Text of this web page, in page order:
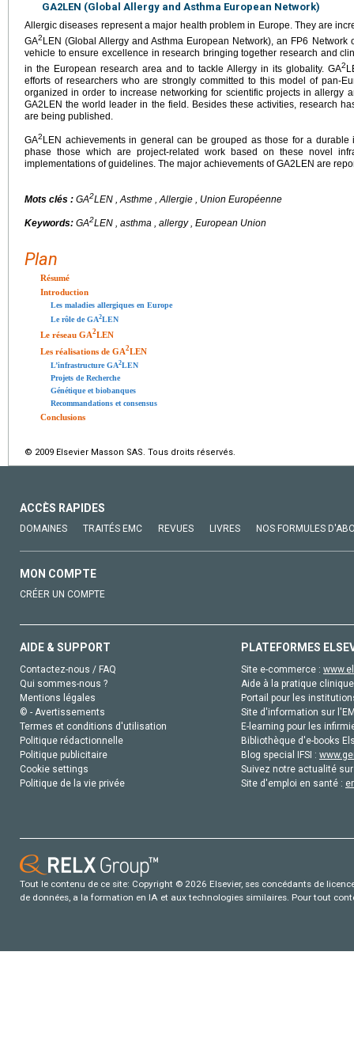
GA2LEN (Global Allergy and Asthma European Network)
Allergic diseases represent a major health problem in Europe. They are
GA2 LEN (Global Allergy and Asthma European Network), an FP6
vehicle to ensure excellence in research bringing together research and
in the European research area and to tackle Allergy in its globality. GA2
efforts of researchers who are strongly committed to this model of pan-
organized in order to increase networking for scientific projects in allergy
GA2LEN the world leader in the field. Besides these activities, research
are being published.
GA2 LEN achievements in general can be grouped as those for a
phase those which are project-related work based on these novel
implementations of guidelines. The major achievements of GA2LEN are
Mots clés : GA2LEN , Asthme , Allergie , Union Européenne
Keywords: GA2LEN , asthma , allergy , European Union
Plan
Résumé
Introduction
Les maladies allergiques en Europe
Le rôle de GA2LEN
Le réseau GA2LEN
Les réalisations de GA2LEN
L’infrastructure GA2LEN
Projets de Recherche
Génétique et biobanques
Recommandations et consensus
Conclusions
© 2009 Elsevier Masson SAS. Tous droits réservés.
ACCÈS RAPIDES
DOMAINES TRAITÉS EMC REVUES LIVRES NOS FORMULES
MON COMPTE
CRÉER UN COMPTE
AIDE & SUPPORT
Contactez-nous / FAQ
Qui sommes-nous ?
Mentions légales
© - Avertissements
Termes et conditions d'utilisation
Politique rédactionnelle
Politique publicitaire
Cookie settings
Politique de la vie privée
PLATEFORMES
Site e-commerce :
Aide à la pratique
Portail pour les
Site d'information sur
E-learning pour les
Bibliothèque d'e-books
Blog special IFSI :
Suivez notre actualité
Site d'emploi en santé :
Tout le contenu de ce site: Copyright © 2026 Elsevier, ses concédants de
de données, a la formation en IA et aux technologies similaires. Pour tout